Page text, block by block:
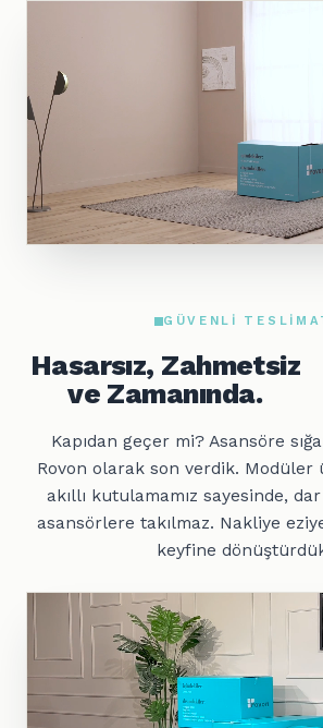
GÜVENLI
Hasarsız, Zahmetsiz
ve Zamanında.
Kapıdan geçer mi? Asansöre
Rovon olarak son verdik. Modüler
akıllı kutulamamız sayesinde,
asansörlere takılmaz. Nakliye
keyfine